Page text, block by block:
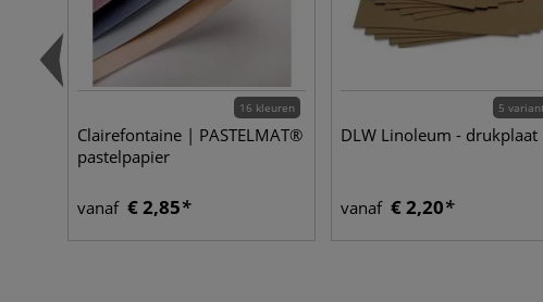
16 kleuren
Clairefontaine | PASTELMAT®
pastelpapier
vanaf € 2,85
5
DLW Linoleum - drukplaat
vanaf € 2,20